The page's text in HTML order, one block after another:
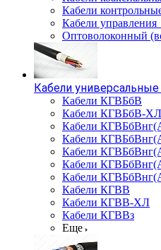
Кабели
Кабели управления
Оптоволоконный
Кабели универсальные
Кабели КГВБбВ
Кабели КГВБбВ-ХЛ
Кабели
Кабели
Кабели
Кабели
Кабели
Кабели КГВВ
Кабели КГВВ-ХЛ
Кабели КГВВз
Еще